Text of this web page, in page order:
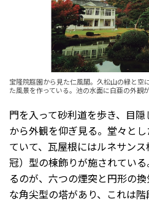
宝隆院庭園から見た仁風閣。久松山の緑と空
た風景を作っている。池の水面に白亜の外観
門を入って砂利道を歩き、目
から外観を仰ぎ見る。堂々と
ていて、瓦屋根にはルネサン
冠）型の棟飾りが施されてい
るのが、六つの煙突と円形の
な角尖型の塔があり、これは階